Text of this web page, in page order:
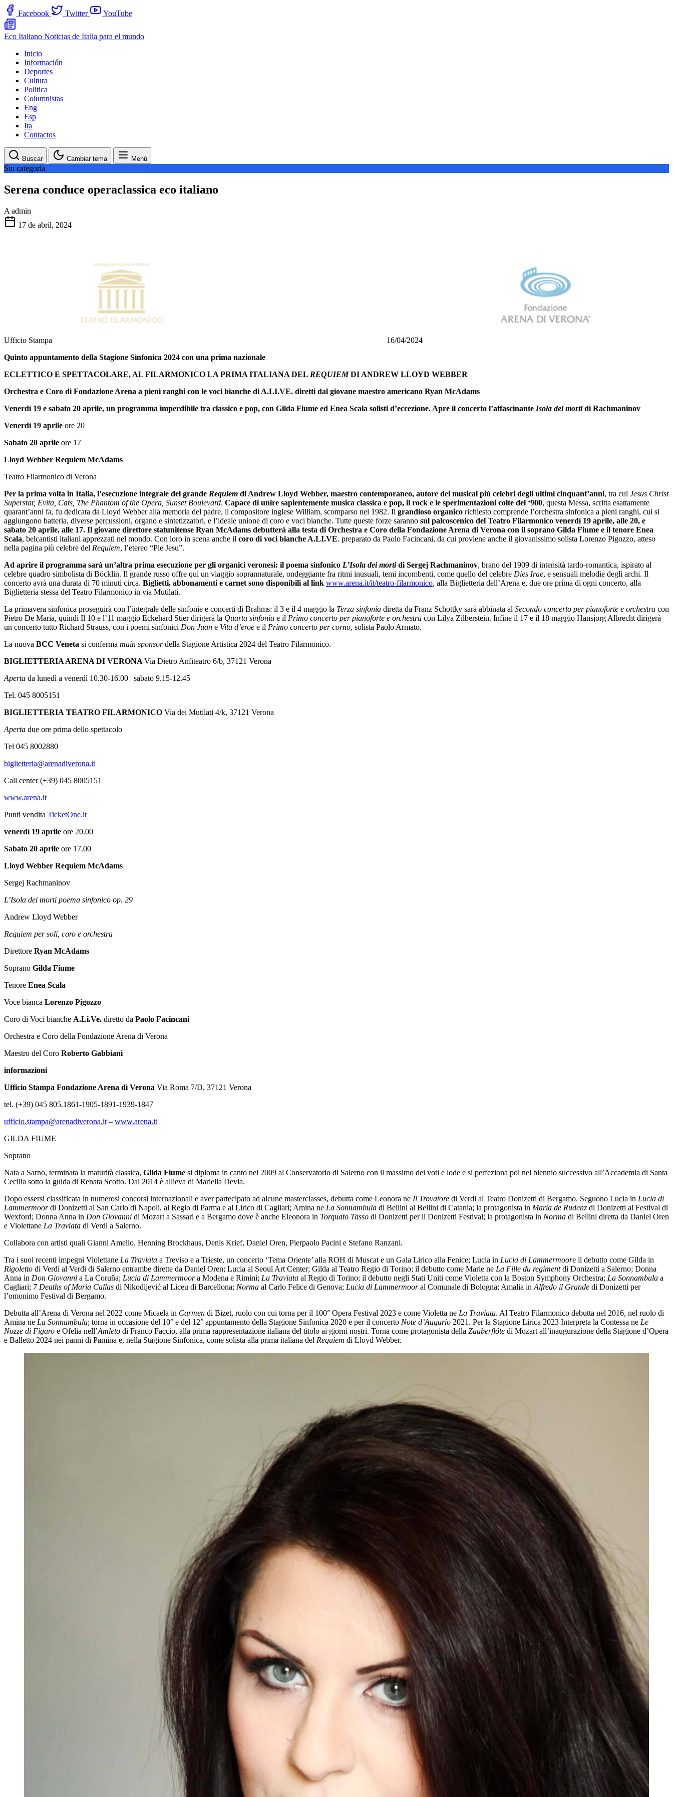
Facebook Twitter YouTube
Eco Italiano Noticias de Italia para el mundo
Inicio
Información
Deportes
Cultura
Politica
Columnistas
Eng
Esp
Ita
Contactos
Buscar Cambiar tema Menú
Sin categoría
Serena conduce operaclassica eco italiano
A admin
17 de abril, 2024
Ufficio Stampa 16/04/2024
Quinto appuntamento della Stagione Sinfonica 2024 con una prima nazionale
ECLETTICO E SPETTACOLARE, AL FILARMONICO LA PRIMA ITALIANA DEL REQUIEMDI ANDREW LLOYD WEBBER
Orchestra e Coro di Fondazione Arena a pieni ranghi con le voci bianche di A.LI.VE. diretti dal giovane maestro americano Ryan McAdams
Venerdì 19 e sabato 20 aprile, un programma imperdibile tra classico e pop, con Gilda Fiume ed Enea Scala solisti d’eccezione. Apre il concerto l’affascinante Isola dei mortidi Rachmaninov
Venerdì 19 aprile ore 20
Sabato 20 aprile ore 17
Lloyd Webber Requiem McAdams
Teatro Filarmonico di Verona
Per la prima volta in Italia, l’esecuzione integrale del grande Requiem di Andrew Lloyd Webber, maestro contemporaneo, autore dei musical più celebri degli ultimi cinquant’anni, tra cui Jesus Christ
Superstar, Evita, Cats, The Phantom of the Opera, Sunset Boulevard. Capace di unire sapientemente musica classica e pop, il rock e le sperimentazioni colte del ‘900, questa Messa, scritta esattamente
quarant’anni fa, fu dedicata da Lloyd Webber alla memoria del padre, il compositore inglese William, scomparso nel 1982. Il grandioso organico richiesto comprende l’orchestra sinfonica a pieni ranghi, cui si
aggiungono batteria, diverse percussioni, organo e sintetizzatori, e l’ideale unione di coro e voci bianche. Tutte queste forze saranno sul palcoscenico del Teatro Filarmonico venerdì 19 aprile, alle 20, e
sabato 20 aprile, alle 17. Il giovane direttore statunitense Ryan McAdams debutterà alla testa di Orchestra e Coro della Fondazione Arena di Verona con il soprano Gilda Fiume e il tenore Enea
Scala, belcantisti italiani apprezzati nel mondo. Con loro in scena anche il coro di voci bianche A.LI.VE. preparato da Paolo Facincani, da cui proviene anche il giovanissimo solista Lorenzo Pigozzo, atteso
nella pagina più celebre del Requiem, l’etereo “Pie Jesu”.
Ad aprire il programma sarà un’altra prima esecuzione per gli organici veronesi: il poema sinfonico L’Isola dei mortidi Sergej Rachmaninov, brano del 1909 di intensità tardo-romantica, ispirato al
celebre quadro simbolista di Böcklin. Il grande russo offre qui un viaggio soprannaturale, ondeggiante fra ritmi inusuali, temi incombenti, come quello del celebre Dies Irae, e sensuali melodie degli archi. Il
concerto avrà una durata di 70 minuti circa. Biglietti, abbonamenti e carnet sono disponibili al link www.arena.it/it/teatro-filarmonico, alla Biglietteria dell’Arena e, due ore prima di ogni concerto, alla
Biglietteria stessa del Teatro Filarmonico in via Mutilati.
La primavera sinfonica proseguirà con l’integrale delle sinfonie e concerti di Brahms: il 3 e il 4 maggio la Terza sinfonia diretta da Franz Schottky sarà abbinata al Secondo concerto per pianoforte e orchestra con
Pietro De Maria, quindi Il 10 e l’11 maggio Eckehard Stier dirigerà la Quarta sinfonia e il Primo concerto per pianoforte e orchestra con Lilya Zilberstein. Infine il 17 e il 18 maggio Hansjorg Albrecht dirigerà
un concerto tutto Richard Strauss, con i poemi sinfonici Don Juan e Vita d’eroe e il Primo concerto per corno, solista Paolo Armato.
La nuova BCC Veneta si conferma main sponsordella Stagione Artistica 2024 del Teatro Filarmonico.
BIGLIETTERIA ARENA DI VERONA Via Dietro Anfiteatro 6/b, 37121 Verona
Aperta da lunedì a venerdì 10.30-16.00 | sabato 9.15-12.45
Tel. 045 8005151
BIGLIETTERIA TEATRO FILARMONICO Via dei Mutilati 4/k, 37121 Verona
Aperta due ore prima dello spettacolo
Tel 045 8002880
biglietteria@arenadiverona.it
Call center (+39) 045 8005151
www.arena.it
Punti vendita TicketOne.it
venerdì 19 aprile ore 20.00
Sabato 20 aprile ore 17.00
Lloyd Webber Requiem McAdams
Sergej Rachmaninov
L’Isola dei morti poema sinfonico op. 29
Andrew Lloyd Webber
Requiem per soli, coro e orchestra
Direttore Ryan McAdams
Soprano Gilda Fiume
Tenore Enea Scala
Voce bianca Lorenzo Pigozzo
Coro di Voci bianche A.Li.Ve. diretto da Paolo Facincani
Orchestra e Coro della Fondazione Arena di Verona
Maestro del Coro Roberto Gabbiani
informazioni
Ufficio Stampa Fondazione Arena di Verona Via Roma 7/D, 37121 Verona
tel. (+39) 045 805.1861-1905-1891-1939-1847
ufficio.stampa@arenadiverona.it – www.arena.it
GILDA FIUME
Soprano
Nata a Sarno, terminata la maturità classica, Gilda Fiume si diploma in canto nel 2009 al Conservatorio di Salerno con il massimo dei voti e lode e si perfeziona poi nel biennio successivo all’Accademia di Santa
Cecilia sotto la guida di Renata Scotto. Dal 2014 è allieva di Mariella Devia.
Dopo essersi classificata in numerosi concorsi internazionali e aver partecipato ad alcune masterclasses, debutta come Leonora ne Il Trovatore di Verdi al Teatro Donizetti di Bergamo. Seguono Lucia in Lucia di
Lammermoordi Donizetti al San Carlo di Napoli, al Regio di Parma e al Lirico di Cagliari; Amina ne La Sonnambula di Bellini al Bellini di Catania; la protagonista in Maria de Rudenz di Donizetti al Festival di
Wexford; Donna Anna in Don Giovanni di Mozart a Sassari e a Bergamo dove è anche Eleonora in Torquato Tasso di Donizetti per il Donizetti Festival; la protagonista in Norma di Bellini diretta da Daniel Oren
e Violettane La Traviata di Verdi a Salerno.
Collabora con artisti quali Gianni Amelio, Henning Brockhaus, Denis Krief, Daniel Oren, Pierpaolo Pacini e Stefano Ranzani.
Tra i suoi recenti impegni Violettane La Traviata a Treviso e a Trieste, un concerto ‘Tema Oriente’ alla ROH di Muscat e un Gala Lirico alla Fenice; Lucia in Lucia di Lammermoore il debutto come Gilda in
Rigoletto di Verdi al Verdi di Salerno entrambe dirette da Daniel Oren; Lucia al Seoul Art Center; Gilda al Teatro Regio di Torino; il debutto come Marie ne La Fille du regimentdi Donizetti a Salerno; Donna
Anna in Don Giovanni a La Coruña; Lucia di Lammermoora Modena e Rimini; La Traviata al Regio di Torino; il debutto negli Stati Uniti come Violetta con la Boston Symphony Orchestra; La Sonnambula a
Cagliari; 7 Deaths of Maria Callas di Nikodijević al Liceu di Barcellona; Norma al Carlo Felice di Genova; Lucia di Lammermooral Comunale di Bologna; Amalia in Alfredo il Grande di Donizetti per
l’omonimo Festival di Bergamo.
Debutta all’Arena di Verona nel 2022 come Micaela in Carmen di Bizet, ruolo con cui torna per il 100° Opera Festival 2023 e come Violetta ne La Traviata. Al Teatro Filarmonico debutta nel 2016, nel ruolo di
Amina ne La Sonnambula; torna in occasione del 10° e del 12° appuntamento della Stagione Sinfonica 2020 e per il concerto Note d’Augurio 2021. Per la Stagione Lirica 2023 Interpreta la Contessa ne Le
Nozze di Figaro e Ofelia nell’Amleto di Franco Faccio, alla prima rappresentazione italiana del titolo ai giorni nostri. Torna come protagonista della Zauberflöte di Mozart all’inaugurazione della Stagione d’Opera
e Balletto 2024 nei panni di Pamina e, nella Stagione Sinfonica, come solista alla prima italiana del Requiem di Lloyd Webber.